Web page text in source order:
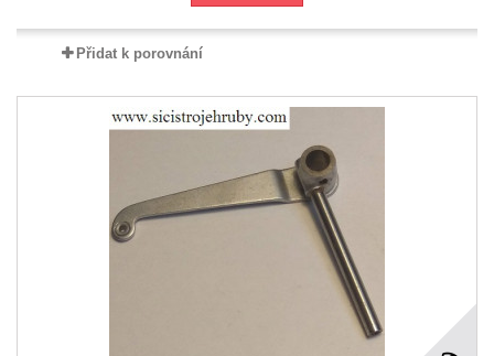
Přidat k porovnání